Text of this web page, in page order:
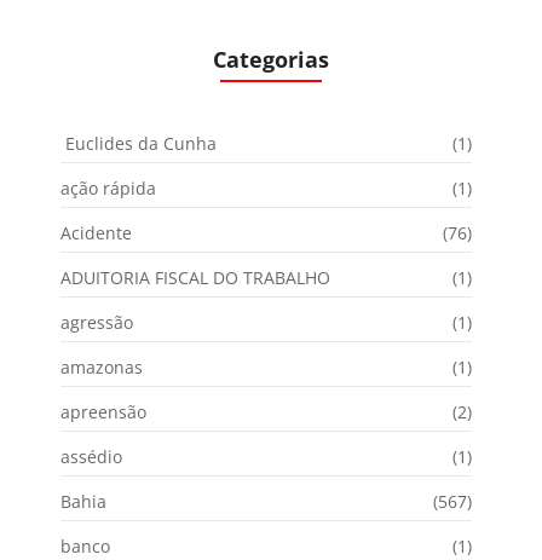
Categorias
Euclides da Cunha
(1)
ação rápida
(1)
Acidente
(76)
ADUITORIA FISCAL DO TRABALHO
(1)
agressão
(1)
amazonas
(1)
apreensão
(2)
assédio
(1)
Bahia
(567)
banco
(1)